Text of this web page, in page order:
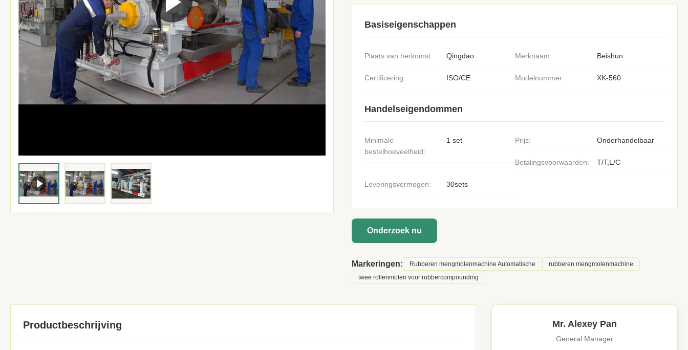
Basiseigenschappen
Plaats van herkomst: Qingdao Merknaam: Beishun
Certificering: ISO/CE Modelnummer: XK-560
Handelseigendommen
Minimale
bestelhoeveelheid:
1 set Prijs: Onderhandelbaar
Betalingsvoorwaarden: T/T,L/C
Leveringsvermogen: 30sets
Onderzoek nu
Markeringen: Rubberen mengmolenmachine Automatische
rubberen mengmolenmachine
twee rollenmolen voor rubbercompounding
Productbeschrijving Mr. Alexey Pan
General Manager